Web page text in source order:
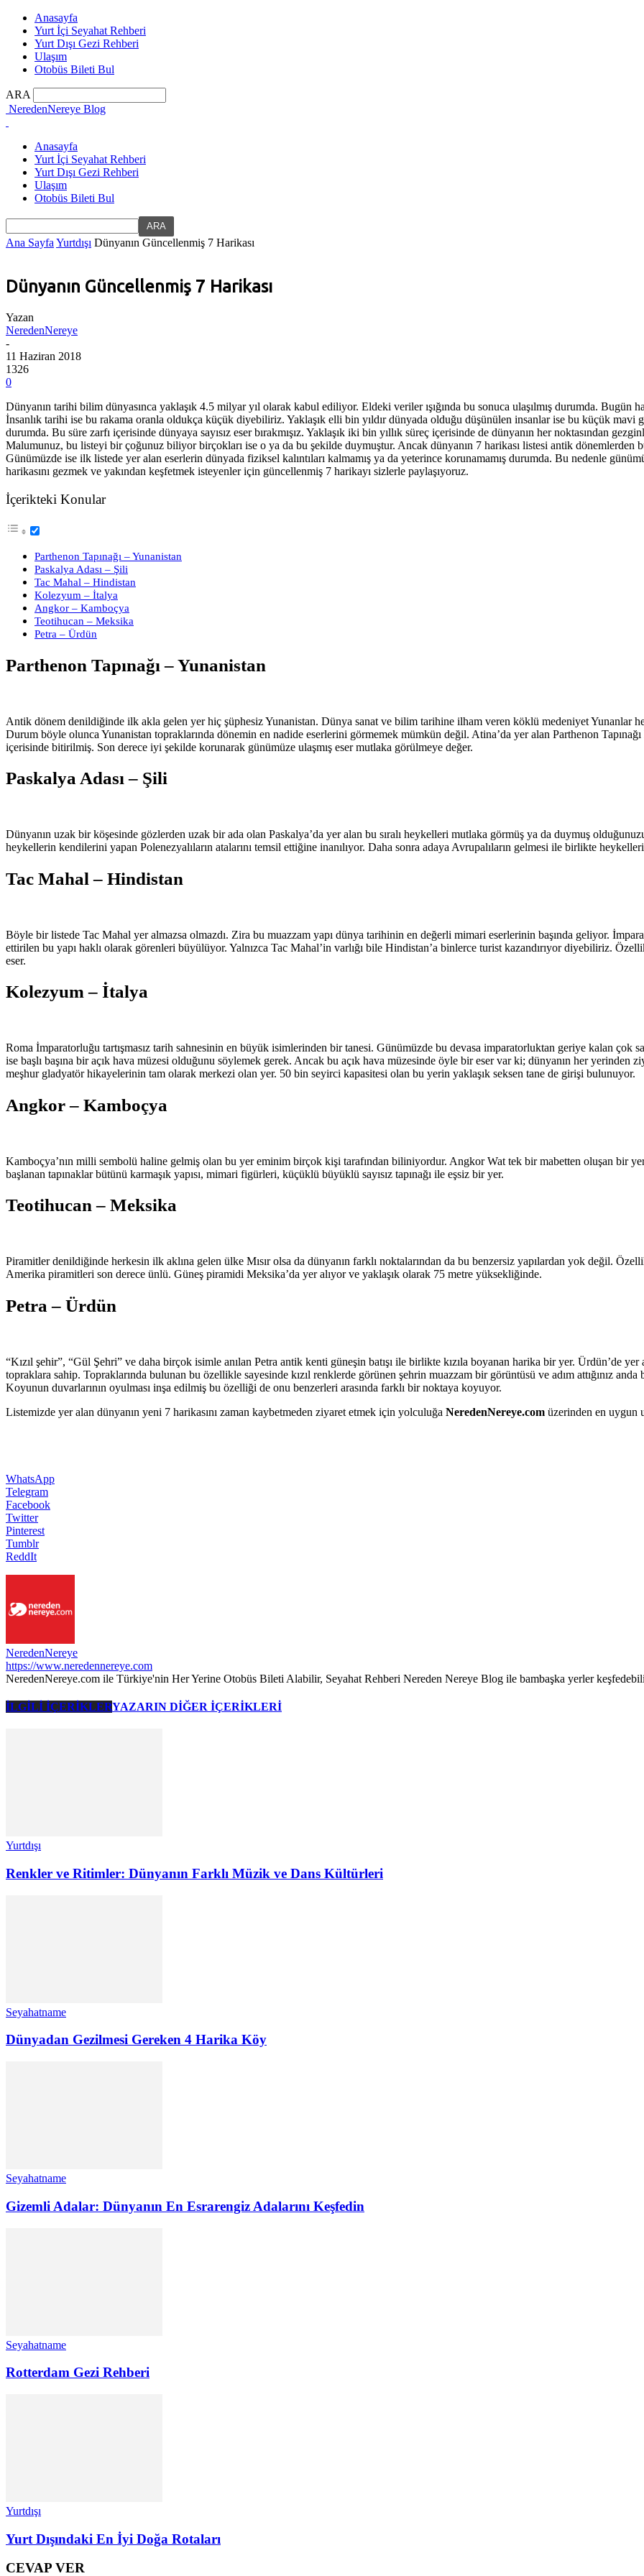
Anasayfa
Yurt İçi Seyahat Rehberi
Yurt Dışı Gezi Rehberi
Ulaşım
Otobüs Bileti Bul
ARA
NeredenNereye Blog
Anasayfa
Yurt İçi Seyahat Rehberi
Yurt Dışı Gezi Rehberi
Ulaşım
Otobüs Bileti Bul
Ana Sayfa Yurtdışı Dünyanın Güncellenmiş 7 Harikası
Dünyanın Güncellenmiş 7 Harikası
Yazan
NeredenNereye
-
11 Haziran 2018
1326
0
Dünyanın tarihi bilim dünyasınca yaklaşık 4.5 milyar yıl olarak kabul ediliyor. Eldeki veriler ışığında bu sonuca ulaşılmış durumda.
İnsanlık tarihi ise bu rakama oranla oldukça küçük diyebiliriz. Yaklaşık elli bin yıldır dünyada olduğu düşünülen insanlar ise bu küçük mavi
durumda. Bu süre zarfı içerisinde dünyaya sayısız eser bırakmışız. Yaklaşık iki bin yıllık süreç içerisinde de dünyanın her noktasından
Malumunuz, bu listeyi bir çoğunuz biliyor birçokları ise o ya da bu şekilde duymuştur. Ancak dünyanın 7 harikası listesi antik dönemlerden
Günümüzde ise ilk listede yer alan eserlerin dünyada fiziksel kalıntıları kalmamış ya da yeterince korunamamış durumda. Bu nedenle
harikasını gezmek ve yakından keşfetmek isteyenler için güncellenmiş 7 harikayı sizlerle paylaşıyoruz.
İçerikteki Konular
Parthenon Tapınağı – Yunanistan
Paskalya Adası – Şili
Tac Mahal – Hindistan
Kolezyum – İtalya
Angkor – Kamboçya
Teotihucan – Meksika
Petra – Ürdün
Parthenon Tapınağı – Yunanistan
Antik dönem denildiğinde ilk akla gelen yer hiç şüphesiz Yunanistan. Dünya sanat ve bilim tarihine ilham veren köklü medeniyet Yunanlar
Durum böyle olunca Yunanistan topraklarında dönemin en nadide eserlerini görmemek mümkün değil. Atina’da yer alan Parthenon Tapınağı
içerisinde bitirilmiş. Son derece iyi şekilde korunarak günümüze ulaşmış eser mutlaka görülmeye değer.
Paskalya Adası – Şili
Dünyanın uzak bir köşesinde gözlerden uzak bir ada olan Paskalya’da yer alan bu sıralı heykelleri mutlaka görmüş ya da duymuş
heykellerin kendilerini yapan Polenezyalıların atalarını temsil ettiğine inanılıyor. Daha sonra adaya Avrupalıların gelmesi ile birlikte
Tac Mahal – Hindistan
Böyle bir listede Tac Mahal yer almazsa olmazdı. Zira bu muazzam yapı dünya tarihinin en değerli mimari eserlerinin başında geliyor.
ettirilen bu yapı haklı olarak görenleri büyülüyor. Yalnızca Tac Mahal’in varlığı bile Hindistan’a binlerce turist kazandırıyor diyebiliriz.
eser.
Kolezyum – İtalya
Roma İmparatorluğu tartışmasız tarih sahnesinin en büyük isimlerinden bir tanesi. Günümüzde bu devasa imparatorluktan geriye kalan çok
ise başlı başına bir açık hava müzesi olduğunu söylemek gerek. Ancak bu açık hava müzesinde öyle bir eser var ki; dünyanın her
meşhur gladyatör hikayelerinin tam olarak merkezi olan yer. 50 bin seyirci kapasitesi olan bu yerin yaklaşık seksen tane de girişi bulunuyor.
Angkor – Kamboçya
Kamboçya’nın milli sembolü haline gelmiş olan bu yer eminim birçok kişi tarafından biliniyordur. Angkor Wat tek bir mabetten oluşan bir
başlanan tapınaklar bütünü karmaşık yapısı, mimari figürleri, küçüklü büyüklü sayısız tapınağı ile eşsiz bir yer.
Teotihucan – Meksika
Piramitler denildiğinde herkesin ilk aklına gelen ülke Mısır olsa da dünyanın farklı noktalarından da bu benzersiz yapılardan yok değil.
Amerika piramitleri son derece ünlü. Güneş piramidi Meksika’da yer alıyor ve yaklaşık olarak 75 metre yüksekliğinde.
Petra – Ürdün
“Kızıl şehir”, “Gül Şehri” ve daha birçok isimle anılan Petra antik kenti güneşin batışı ile birlikte kızıla boyanan harika bir yer. Ürdün’de
topraklara sahip. Topraklarında bulunan bu özellikle sayesinde kızıl renklerde görünen şehrin muazzam bir görüntüsü ve adım attığınız
Koyunun duvarlarının oyulması inşa edilmiş bu özelliği de onu benzerleri arasında farklı bir noktaya koyuyor.
Listemizde yer alan dünyanın yeni 7 harikasını zaman kaybetmeden ziyaret etmek için yolculuğa NeredenNereye.com üzerinden en uygun
WhatsApp
Telegram
Facebook
Twitter
Pinterest
Tumblr
ReddIt
NeredenNereye
https://www.neredennereye.com
NeredenNereye.com ile Türkiye'nin Her Yerine Otobüs Bileti Alabilir, Seyahat Rehberi Nereden Nereye Blog ile bambaşka yerler
İLGİLİ İÇERİKLERYAZARIN DİĞER İÇERİKLERİ
Yurtdışı
Renkler ve Ritimler: Dünyanın Farklı Müzik ve Dans Kültürleri
Seyahatname
Dünyadan Gezilmesi Gereken 4 Harika Köy
Seyahatname
Gizemli Adalar: Dünyanın En Esrarengiz Adalarını Keşfedin
Seyahatname
Rotterdam Gezi Rehberi
Yurtdışı
Yurt Dışındaki En İyi Doğa Rotaları
CEVAP VER